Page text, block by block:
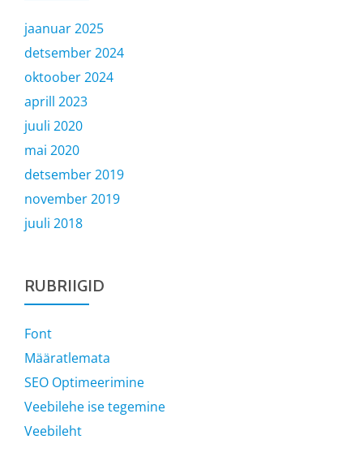
jaanuar 2025
detsember 2024
oktoober 2024
aprill 2023
juuli 2020
mai 2020
detsember 2019
november 2019
juuli 2018
RUBRIIGID
Font
Määratlemata
SEO Optimeerimine
Veebilehe ise tegemine
Veebileht